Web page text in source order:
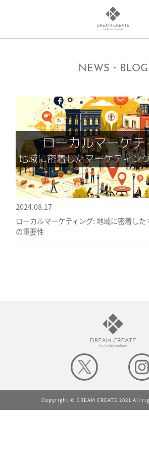
NEWS・BLOG
2024.08.17
ローカルマーケティング: 地域に密着し
の重要性
Copyright © DREAM CREATE 2021 All